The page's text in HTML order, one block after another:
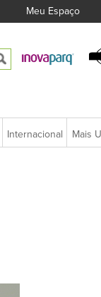
Meu Espaço
Internacional Mais